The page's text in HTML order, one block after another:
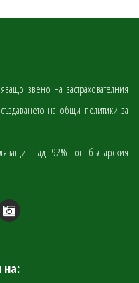
звено на застрахователния
на общи политики за
над 92% от българския
на: